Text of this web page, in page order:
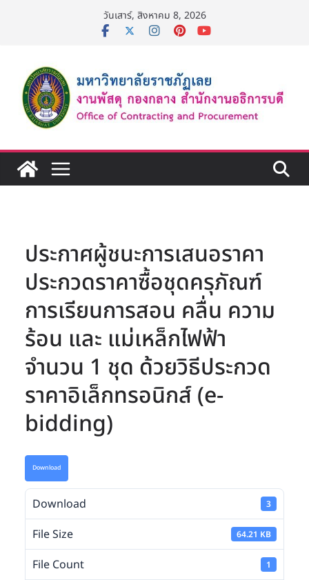
วันเสาร์, สิงหาคม 8, 2026
ประกาศผู้ชนะการเสนอราคา
ประกวดราคาซื้อชุดครุภัณฑ์
การเรียนการสอน คลื่น ความ
ร้อน และ แม่เหล็กไฟฟ้า
จำนวน 1 ชุด ด้วยวิธีประกวด
ราคาอิเล็กทรอนิกส์ (e-
bidding)
Download
Download 3
File Size 64.21 KB
File Count 1